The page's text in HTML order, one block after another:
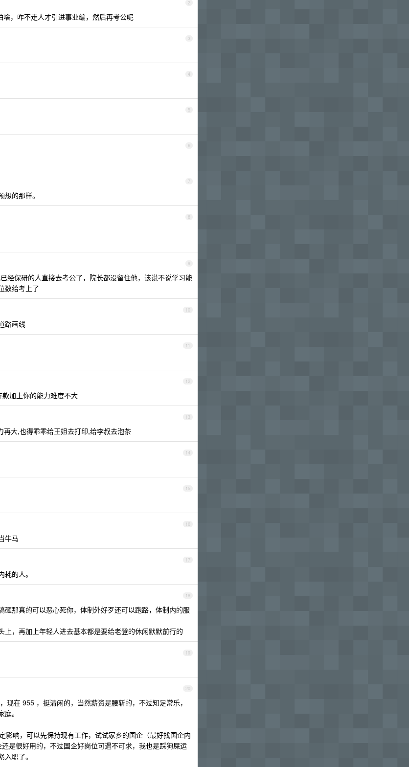
2
，咋不走人才引进事业编，然后再考公呢
3
4
5
6
7
的那样。
8
9
经保研的人直接去考公了，院长都没留住他，该说不说学习能
数给考上了
10
路画线
11
12
加上你的能力难度不大
13
大,也得乖乖给王姐去打印,给李叔去泡茶
14
15
16
牛马
17
的人。
18
那真的可以恶心死你，体制外好歹还可以跑路，体制内的服
，再加上年轻人进去基本都是要给老登的休闲默默前行的
19
20
在 955 ，挺清闲的，当然薪资是腰斩的，不过知足常乐，
。
影响，可以先保持现有工作，试试家乡的国企（最好找国企内
是很好用的，不过国企好岗位可遇不可求，我也是踩狗屎运
职了。